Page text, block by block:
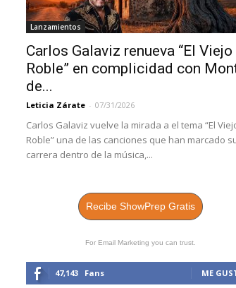
Lanzamientos
Carlos Galaviz renueva “El Viejo
Roble” en complicidad con
de...
Leticia Zárate - 07/31/2026
Carlos Galaviz vuelve la mirada a el tema “El
Roble” una de las canciones que han marcado
carrera dentro de la música,...
Recibe ShowPrep Gratis
For Email Marketing you can trust.
47,143 Fans ME